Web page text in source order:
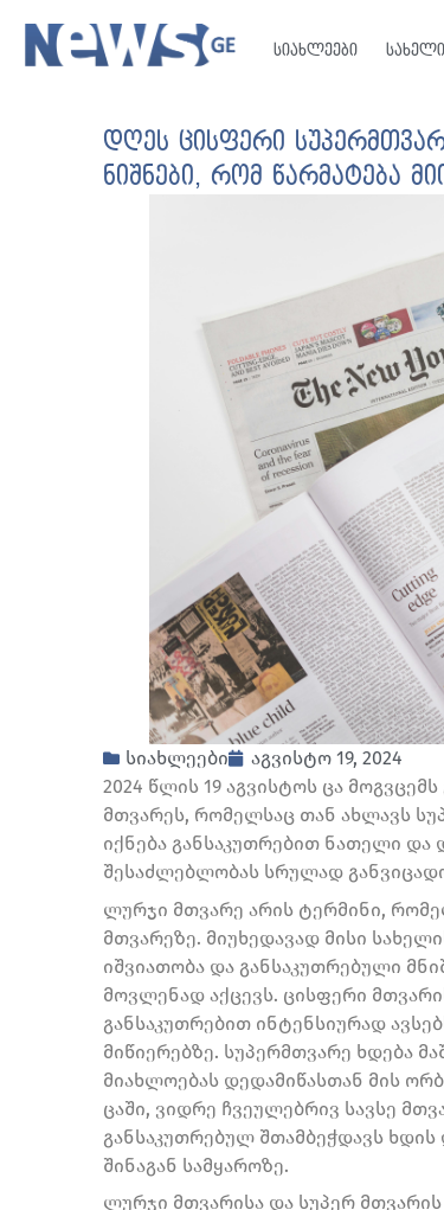
სიახლეები
დღეს ცისფერი
ნიშნები, რომ წარმატება
სიახლეები
აგვისტო 19, 2024
2024 წლის 19 აგვისტოს ცა
მთვარეს, რომელსაც თან ახლავს
იქნება განსაკუთრებით ნათელი და
შესაძლებლობას სრულად
ლურჯი მთვარე არის ტერმინი,
მთვარეზე. მიუხედავად მისი
იშვიათობა და განსაკუთრებული
მოვლენად აქცევს. ცისფერი
განსაკუთრებით ინტენსიურად
მიწიერებზე. სუპერმთვარე ხდება
მიახლოებას დედამიწასთან მის
ცაში, ვიდრე ჩვეულებრივ სავსე
განსაკუთრებულ შთამბეჭდავს
შინაგან სამყაროზე.
ლურჯი მთვარისა და სუპერ